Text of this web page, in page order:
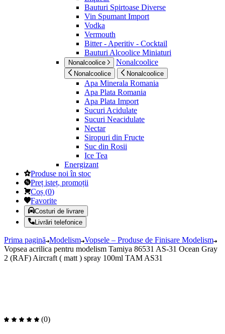
Bauturi Spirtoase Diverse
Vin Spumant Import
Vodka
Vermouth
Bitter - Aperitiv - Cocktail
Bauturi Alcoolice Miniaturi
Nonalcoolice Nonalcoolice
Nonalcoolice Nonalcoolice
Apa Minerala Romania
Apa Plata Romania
Apa Plata Import
Sucuri Acidulate
Sucuri Neacidulate
Nectar
Siropuri din Fructe
Suc din Rosii
Ice Tea
Energizant
Produse noi în stoc
Preț isteț, promoții
Coș (0)
Favorite
Costuri de livrare
Livrări telefonice
Prima pagină Modelism Vopsele – Produse de Finisare Modelism
Vopsea acrilica pentru modelism Tamiya 86531 AS-31 Ocean Gray
2 (RAF) Aircraft ( matt ) spray 100ml TAM AS31
(0)